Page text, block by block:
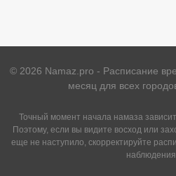
© 2026 Namaz.pro - Расписание
месяц для всех
Точный момент начала намаза
Поэтому, если вы видите восход или
еще не наступило, скорректируйте